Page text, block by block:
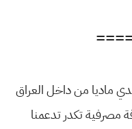
ماديا من داخل العراق
مصرفية تكدر تدعمنا